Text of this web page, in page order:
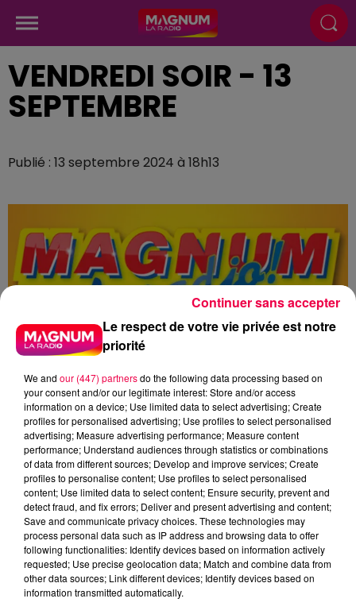
VENDREDI SOIR - 13
SEPTEMBRE
Publié : 13 septembre 2024 à 18h13
Flash infos
Crédit :Flash infos
Le respect de votre vie privée est notre
priorité
We and our (447) partnersdo the following data processing based on
your consent and/or our legitimate interest: Store and/or access
information on a device; Use limited data to select advertising; Create
profiles for personalised advertising; Use profiles to select personalised
advertising; Measure advertising performance; Measure content
performance; Understand audiences through statistics or combinations
of data from different sources; Develop and improve services; Create
profiles to personalise content; Use profiles to select personalised
content; Use limited data to select content; Ensure security, prevent and
detect fraud, and fix errors; Deliver and present advertising and content;
Save and communicate privacy choices. These technologies may
process personal data such as IP address and browsing data to offer
following functionalities: Identify devices based on information actively
requested; Use precise geolocation data; Match and combine data from
other data sources; Link different devices; Identify devices based on
information transmitted automatically.
Continuer sans accepter